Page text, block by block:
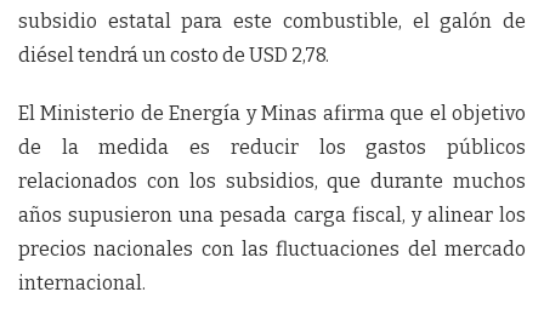
subsidio estatal para este combustible, el galón de
diésel tendrá un costo de USD 2,78.
El Ministerio de Energía y Minas afirma que el objetivo
de la medida es reducir los gastos públicos
relacionados con los subsidios, que durante muchos
años supusieron una pesada carga fiscal, y alinear los
precios nacionales con las fluctuaciones del mercado
internacional.